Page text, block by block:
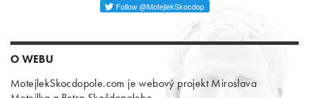
Follow @MotejlekSkocdop
O WEBU
MotejlekSkocdopole.com je webový projekt Miroslava